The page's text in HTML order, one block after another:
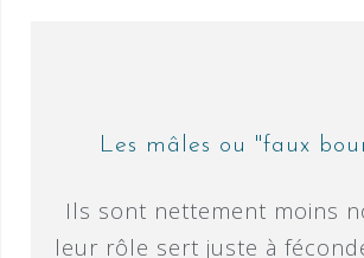
Les mâles ou "faux
Ils sont nettement moins
leur rôle sert juste à